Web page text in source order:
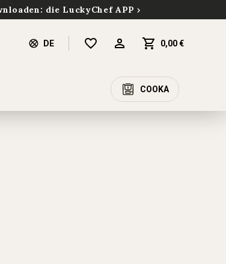
die LuckyChef APP
DE 0,00 €
COOKA